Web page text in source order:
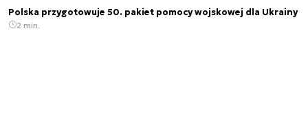
Polska przygotowuje 50. pakiet pomocy wojskowej dla Ukrainy
2 min.